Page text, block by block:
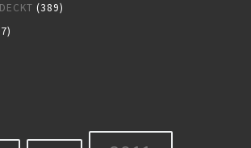
(389)